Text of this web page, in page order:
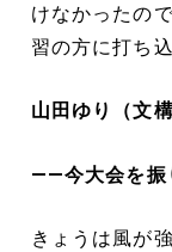
けなかったの
習の方に打ち
山田ゆり（文
――今大会を振
きょうは風が